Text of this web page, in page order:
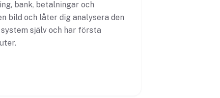
bank, betalningar och
bild och låter dig analysera den
själv och har första